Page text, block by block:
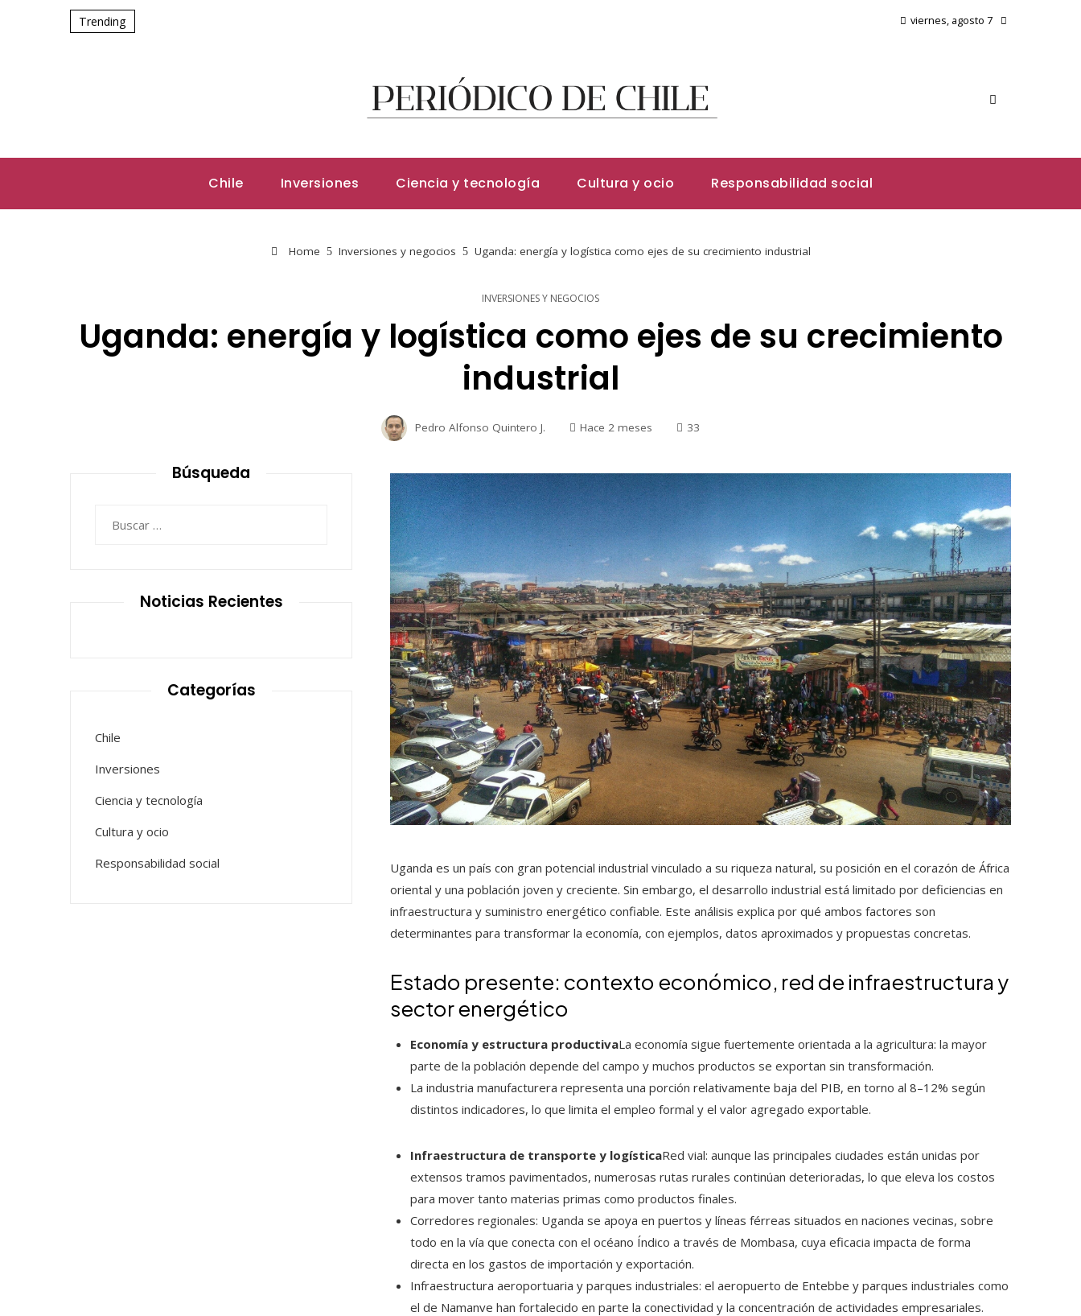
Trending viernes, agosto 7
Chile Inversiones Ciencia y tecnología Cultura y ocio Responsabilidad social
Home Inversiones y negocios Uganda: energía y logística como ejes de su crecimiento industrial
INVERSIONES Y NEGOCIOS
Uganda: energía y logística como ejes de su crecimiento
industrial
Pedro Alfonso Quintero J. Hace 2 meses 33
Uganda es un país con gran potencial industrial vinculado a su riqueza natural, su posición en el corazón de África
oriental y una población joven y creciente. Sin embargo, el desarrollo industrial está limitado por deficiencias en
infraestructura y suministro energético confiable. Este análisis explica por qué ambos factores son
determinantes para transformar la economía, con ejemplos, datos aproximados y propuestas concretas.
Estado presente: contexto económico, red de infraestructura y
sector energético
Economía y estructura productivaLa economía sigue fuertemente orientada a la agricultura: la mayor
parte de la población depende del campo y muchos productos se exportan sin transformación.
La industria manufacturera representa una porción relativamente baja del PIB, en torno al 8–12% según
distintos indicadores, lo que limita el empleo formal y el valor agregado exportable.
Infraestructura de transporte y logísticaRed vial: aunque las principales ciudades están unidas por
extensos tramos pavimentados, numerosas rutas rurales continúan deterioradas, lo que eleva los costos
para mover tanto materias primas como productos finales.
Corredores regionales: Uganda se apoya en puertos y líneas férreas situados en naciones vecinas, sobre
todo en la vía que conecta con el océano Índico a través de Mombasa, cuya eficacia impacta de forma
directa en los gastos de importación y exportación.
Infraestructura aeroportuaria y parques industriales: el aeropuerto de Entebbe y parques industriales como
el de Namanve han fortalecido en parte la conectividad y la concentración de actividades empresariales.
Búsqueda
Noticias Recientes
Categorías
Chile
Inversiones
Ciencia y tecnología
Cultura y ocio
Responsabilidad social